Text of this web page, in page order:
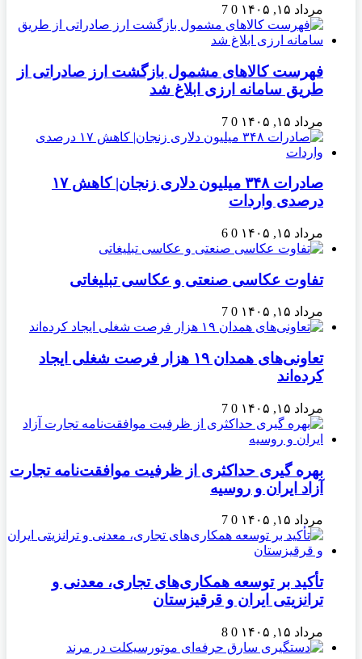
مرداد ۱۵, ۱۴۰۵ 0
7
فهرست کالاهای مشمول بازگشت ارز صادراتی از
طریق سامانه ارزی ابلاغ شد
مرداد ۱۵, ۱۴۰۵ 0
7
صادرات ۳۴۸ میلیون دلاری زنجان| ‌کاهش ۱۷
درصدی واردات
مرداد ۱۵, ۱۴۰۵ 0
6
تفاوت عکاسی صنعتی و عکاسی تبلیغاتی
مرداد ۱۵, ۱۴۰۵ 0
7
تعاونی‌های همدان ۱۹ هزار فرصت شغلی ایجاد
کرده‌اند
مرداد ۱۵, ۱۴۰۵ 0
7
بهره گیری حداکثری از ظرفیت موافقت‌نامه تجارت
آزاد ایران و روسیه
مرداد ۱۵, ۱۴۰۵ 0
7
تأکید بر توسعه همکاری‌های تجاری، معدنی و
ترانزیتی ایران و قرقیزستان
مرداد ۱۵, ۱۴۰۵ 0
8